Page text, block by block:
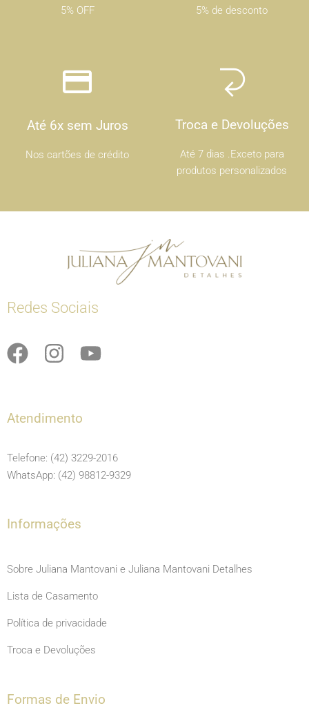
5% OFF 5% de desconto
Até 6x sem Juros
Nos cartões de crédito
Troca e Devoluções
Até 7 dias .Exceto para
produtos personalizados
Redes Sociais
F
e
o
o
I
t
g
r
m
Y
b
e
Atendimento
Telefone: (42) 3229-2016
WhatsApp: (42) 98812-9329
Informações
Sobre Juliana Mantovani e Juliana Mantovani Detalhes
Lista de Casamento
Política de privacidade
Troca e Devoluções
Formas de Envio